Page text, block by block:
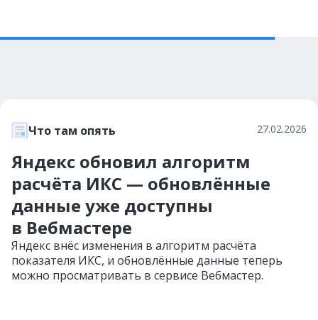
Что там опять 27.02.2026
Яндекс обновил алгоритм
расчёта ИКС — обновлённые
данные уже доступны
в Вебмастере
Яндекс внёс изменения в алгоритм расчёта
показателя ИКС, и обновлённые данные теперь
можно просматривать в сервисе Вебмастер.